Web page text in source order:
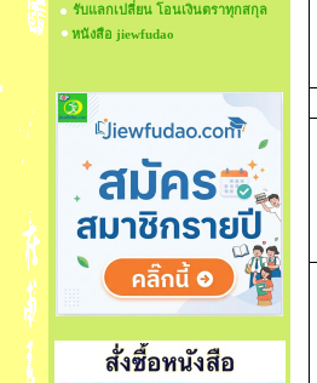
รับแลกเปลี่ยน โอนเงินตราทุกสกุล
หนังสือ jiewfudao